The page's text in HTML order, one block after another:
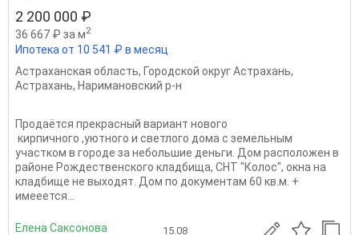
2 200 000 ₽
36 667 ₽ за м2
Ипотека от 10 541 ₽ в месяц
Астраханская область, Городской округ Астрахань,
Астрахань, Наримановский р-н
Продаётся прекрасный вариант нового
кирпичного ,уютного и светлого дома с земельным
участком в городе за небольшие деньги. Дом расположен в
районе Рождественского кладбища, СНТ "Колос", окна на
кладбище не выходят. Дом по документам 60 кв.м. +
имееется...
Елена Саксонова 15.08